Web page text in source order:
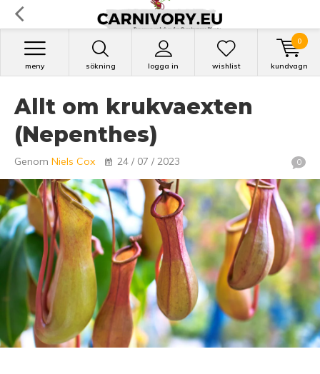
sökning logga in
meny wishlist kundvagn
0
Allt om krukvaexten
(Nepenthes)
Genom Niels Cox 24 / 07 / 2023 0